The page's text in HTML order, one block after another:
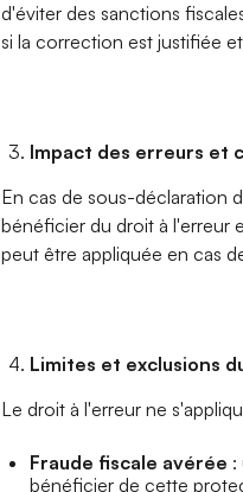
d'éviter des sanctions
si la correction est justifiée
Impact des erreurs et
En cas de sous-déclaration
bénéficier du droit à l'erreur
peut être appliquée en cas
Limites et exclusions
Le droit à l'erreur ne
Fraude fiscale avérée :
bénéficier de cette